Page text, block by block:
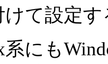
けて設定
にも